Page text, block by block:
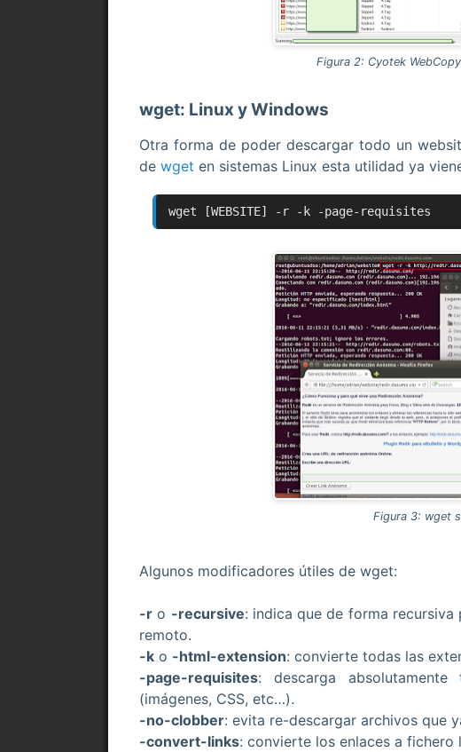
Figura 2: Cyotek
wget: Linux y Windows
Otra forma de poder descargar todo un
de wget en sistemas Linux esta utilidad ya
wget [WEBSITE] -r -k -page-requisites
Figura 3: wget
Algunos modificadores útiles de wget:
-r o -recursive: indica que de forma
remoto.
-k o -html-extension: convierte todas las
-page-requisites: descarga
(imágenes, CSS, etc…).
-no-clobber: evita re-descargar archivos que
-convert-links: convierte los enlaces a